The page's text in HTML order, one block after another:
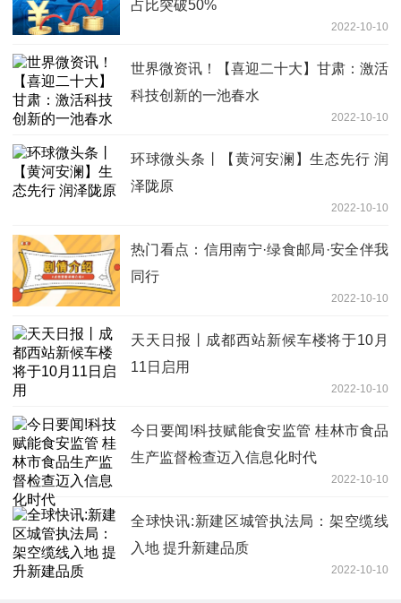
占比突破50%
2022-10-10
世界微资讯！【喜迎二十大】甘肃：激活
科技创新的一池春水
2022-10-10
环球微头条丨【黄河安澜】生态先行 润
泽陇原
2022-10-10
热门看点：信用南宁·绿食邮局·安全伴我
同行
2022-10-10
天天日报丨成都西站新候车楼将于10月
11日启用
2022-10-10
今日要闻!科技赋能食安监管 桂林市食品
生产监督检查迈入信息化时代
2022-10-10
全球快讯:新建区城管执法局：架空缆线
入地 提升新建品质
2022-10-10